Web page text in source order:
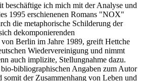
beschäftige ich mich mit der Analyse und
1995 erschienenen Romans "NOX"
die metaphorische Schilderung der
dekomponierenden
von Berlin im Jahre 1989, greift Hettche
Wiedervereinigung und nimmt
auch implizite, Stellungnahme dazu.
bibliographischen Angaben zum Autor
somit der Zusammenhang von Leben und